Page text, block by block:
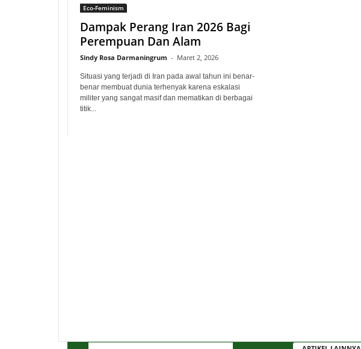
Eco-Feminism
Dampak Perang Iran 2026 Bagi
Perempuan Dan Alam
Sindy Rosa Darmaningrum - Maret 2, 2026
Situasi yang terjadi di Iran pada awal tahun ini benar-
benar membuat dunia terhenyak karena eskalasi
militer yang sangat masif dan mematikan di berbagai
titik...